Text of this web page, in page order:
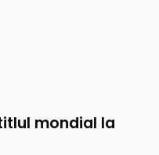
mondial la